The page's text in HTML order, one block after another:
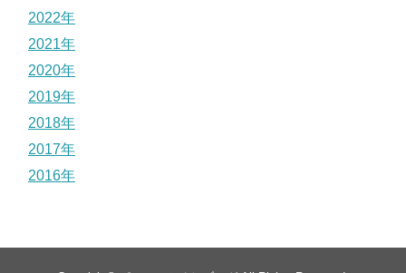
2022年
2021年
2020年
2019年
2018年
2017年
2016年